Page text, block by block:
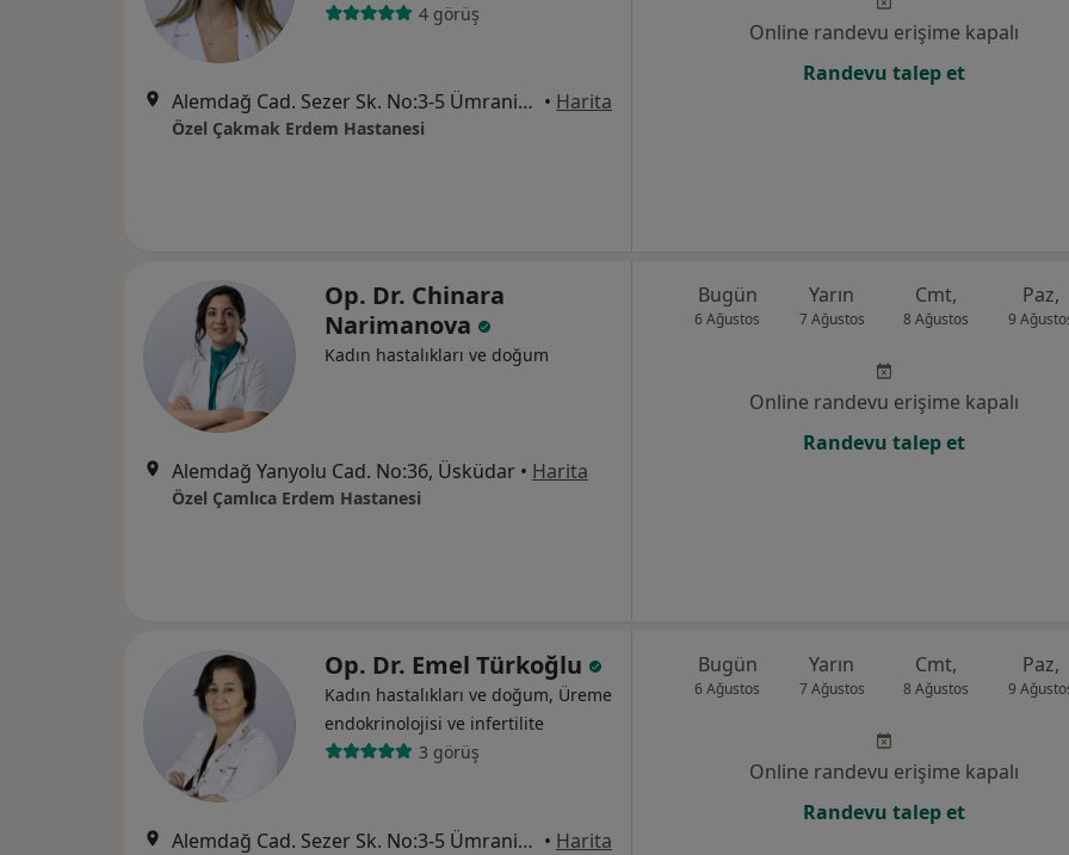
4 görüş
Alemdağ Cad. Sezer Sk. No:3-5 Ümraniye - İstanbul, Ümraniye • Harita
Özel Çakmak Erdem Hastanesi
Online randevu erişime kapalı
Randevu talep et
Op. Dr. Chinara
Narimanova
Kadın hastalıkları ve doğum
Alemdağ Yanyolu Cad. No:36, Üsküdar • Harita
Özel Çamlıca Erdem Hastanesi
Bugün
6 Ağustos
Yarın
7 Ağustos
Cmt,
8 Ağustos
Paz,
9
Online randevu erişime kapalı
Randevu talep et
Op. Dr. Emel Türkoğlu
Kadın hastalıkları ve doğum, Üreme
endokrinolojisi ve i̇nfertilite
3 görüş
Alemdağ Cad. Sezer Sk. No:3-5 Ümraniye - İstanbul, Ümraniye • Harita
Bugün
6 Ağustos
Yarın
7 Ağustos
Cmt,
8 Ağustos
Paz,
9
Online randevu erişime kapalı
Randevu talep et